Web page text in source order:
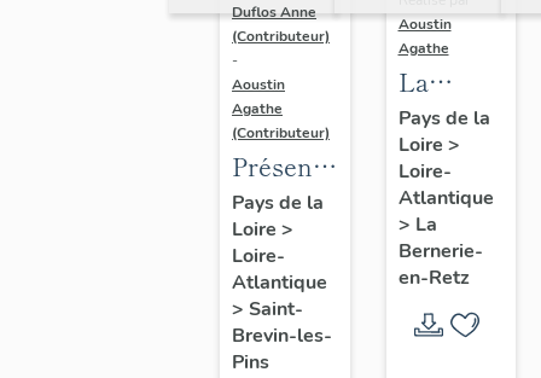
Duflos Anne
(Contributeur)
-
Aoustin
Agathe
(Contributeur)
Présentation
de la
commune
de Saint-
Brevin-
les-Pins
Pays de la
Loire >
Loire-
Atlantique
> Saint-
Brevin-les-
Pins
Aoustin
Agathe
La
Bernerie-
en-Retz :
de la
commune
Pays de la
Loire >
Loire-
Atlantique
> La
Bernerie-
en-Retz